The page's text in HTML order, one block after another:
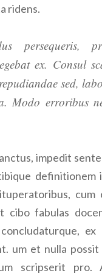
ridens.
persequeris,
ex. Consul
sed,
Modo erroribus
impedit
definitionem
cum
cibo fabulas
ex
um et nulla possit
scripserit pro.